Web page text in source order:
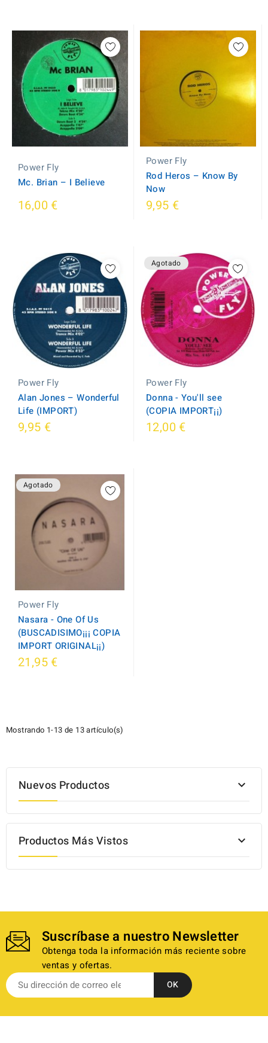
Power Fly
Mc. Brian – I Believe
16,00 €
Power Fly
Rod Heros – Know By
Now
9,95 €
Power Fly
Alan Jones – Wonderful
Life (IMPORT)
9,95 €
Agotado
Power Fly
Donna - You'll see
(COPIA IMPORT¡¡)
12,00 €
Agotado
Power Fly
Nasara - One Of Us
(BUSCADISIMO¡¡¡ COPIA
IMPORT ORIGINAL¡¡)
21,95 €
Mostrando 1-13 de 13 artículo(s)
Nuevos Productos 
Productos Más Vistos 
Suscríbase a nuestro Newsletter
Obtenga toda la información más reciente sobre
ventas y ofertas.